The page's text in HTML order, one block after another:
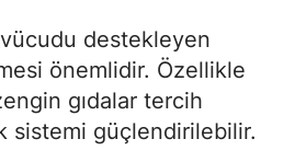
destekleyen
önemlidir. Özellikle
gıdalar tercih
sistemi güçlendirilebilir.